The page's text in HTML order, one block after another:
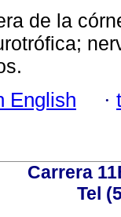
de la
English ·
Carrera
Tel